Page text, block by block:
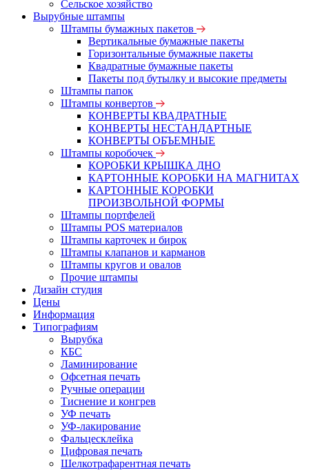
Сельское хозяйство
Вырубные штампы
Штампы бумажных пакетов
Вертикальные бумажные пакеты
Горизонтальные бумажные пакеты
Квадратные бумажные пакеты
Пакеты под бутылку и высокие предметы
Штампы папок
Штампы конвертов
КОНВЕРТЫ КВАДРАТНЫЕ
КОНВЕРТЫ НЕСТАНДАРТНЫЕ
КОНВЕРТЫ ОБЪЕМНЫЕ
Штампы коробочек
КОРОБКИ КРЫШКА ДНО
КАРТОННЫЕ КОРОБКИ НА МАГНИТАХ
КАРТОННЫЕ КОРОБКИ
ПРОИЗВОЛЬНОЙ ФОРМЫ
Штампы портфелей
Штампы POS материалов
Штампы карточек и бирок
Штампы клапанов и карманов
Штампы кругов и овалов
Прочие штампы
Дизайн студия
Цены
Информация
Типографиям
Вырубка
КБС
Ламинирование
Офсетная печать
Ручные операции
Тиснение и конгрев
УФ печать
УФ-лакирование
Фальцесклейка
Цифровая печать
Шелкотрафарентная печать